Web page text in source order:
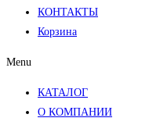
КОНТАКТЫ
Корзина
Menu
КАТАЛОГ
О КОМПАНИИ